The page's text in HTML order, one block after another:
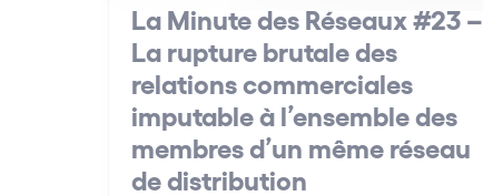
La Minute des Réseaux #23 –
La rupture brutale des
relations commerciales
imputable à l’ensemble des
membres d’un même réseau
de distribution